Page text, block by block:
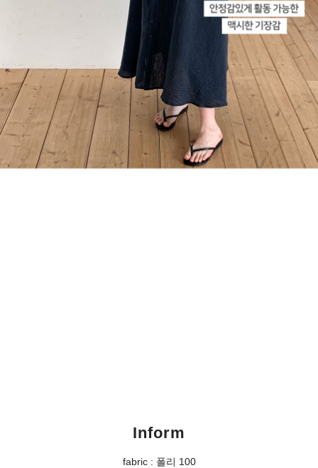
Inform
fabric : 폴리 100